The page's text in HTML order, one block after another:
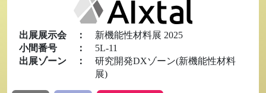
出展展示会 ： 新機能性材料展 2025
小間番号
： 5L-11
出展ゾーン ： 研究開発DXゾーン(新機能性材料
展)